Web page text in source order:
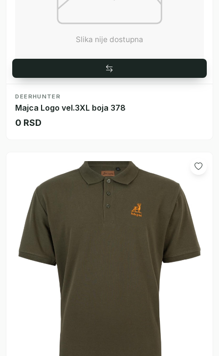
DEERHUNTER
Majca Logo vel.3XL boja 378
0 RSD